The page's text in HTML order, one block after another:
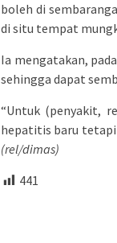
boleh di
di situ tempat
Ia mengatakan,
sehingga dapat
“Untuk (penyakit,
hepatitis baru tetapi
(rel/dimas)
441